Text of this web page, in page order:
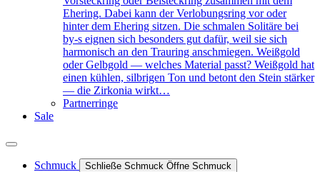
Ehering. Dabei kann der Verlobungsring vor oder
hinter dem Ehering sitzen. Die schmalen Solitäre bei
by-s eignen sich besonders gut dafür, weil sie sich
harmonisch an den Trauring anschmiegen. Weißgold
oder Gelbgold — welches Material passt? Weißgold hat
einen kühlen, silbrigen Ton und betont den Stein stärker
— die Zirkonia wirkt…
Partnerringe
Sale
Schmuck Schließe Schmuck Öffne Schmuck